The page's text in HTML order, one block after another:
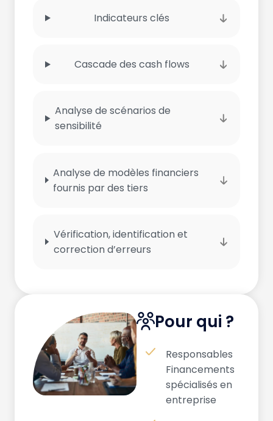
Indicateurs clés
Cascade des cash flows
Analyse de scénarios de
sensibilité
Analyse de modèles financiers
fournis par des tiers
Vérification, identification et
correction d’erreurs
Pour qui ?
Responsables
Financements
spécialisés en
entreprise